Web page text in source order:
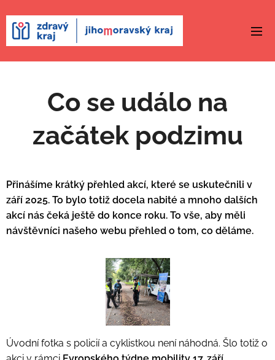
Co se událo na
začátek podzimu
Přinášíme krátký přehled akcí, které se uskutečnili v
září 2025. To bylo totiž docela nabité a mnoho dalších
akcí nás čeká ještě do konce roku. To vše, aby měli
návštěvníci našeho webu přehled o tom, co děláme.
Úvodní fotka s policií a cyklistkou není náhodná. Šlo totiž o